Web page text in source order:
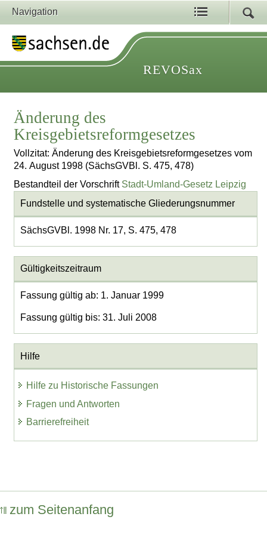
Navigation
REVOSax
Änderung des
Kreisgebietsreformgesetzes
Vollzitat: Änderung des Kreisgebietsreformgesetzes vom
24. August 1998 (SächsGVBl. S. 475, 478)
Bestandteil der Vorschrift Stadt-Umland-Gesetz Leipzig
Fundstelle und systematische Gliederungsnummer
SächsGVBl. 1998 Nr. 17, S. 475, 478
Gültigkeitszeitraum
Fassung gültig ab: 1. Januar 1999
Fassung gültig bis: 31. Juli 2008
Hilfe
Hilfe zu Historische Fassungen
Fragen und Antworten
Barrierefreiheit
zum Seitenanfang